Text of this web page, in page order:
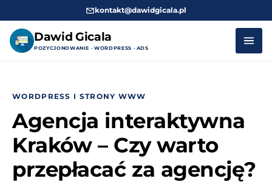
kontakt@dawidgicala.pl
Dawid Gicala
POZYCJONOWANIE · WORDPRESS · ADS
treściWORDPRESS I STRONY WWW
Agencja interaktywna
Kraków – Czy warto
przepłacać za agencję?